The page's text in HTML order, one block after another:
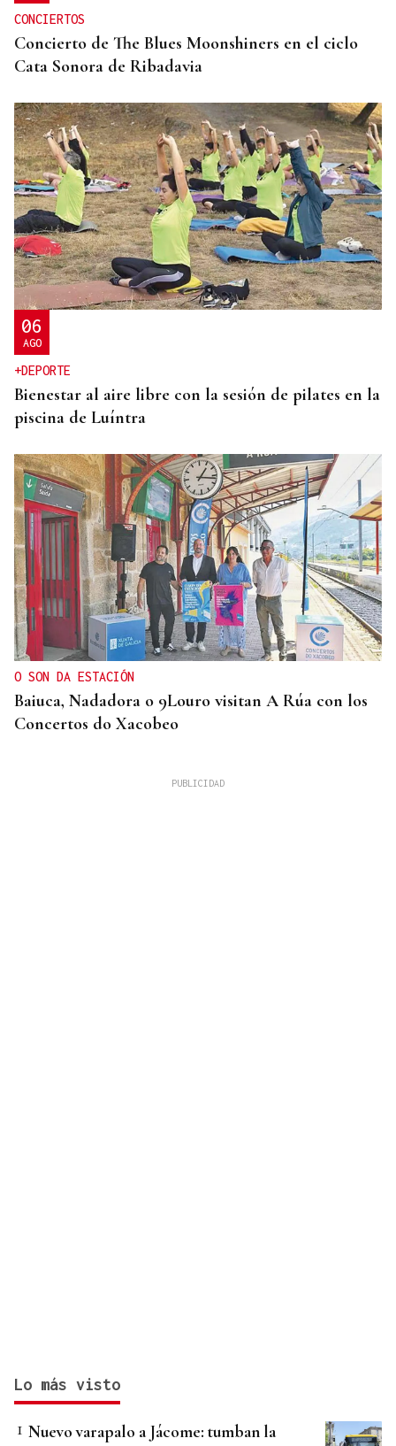
CONCIERTOS
Concierto de The Blues Moonshiners en el ciclo
Cata Sonora de Ribadavia
06
AGO
+DEPORTE
Bienestar al aire libre con la sesión de pilates en la
piscina de Luíntra
O SON DA ESTACIÓN
Baiuca, Nadadora o 9Louro visitan A Rúa con los
Concertos do Xacobeo
Lo más visto
Nuevo varapalo a Jácome: tumban la